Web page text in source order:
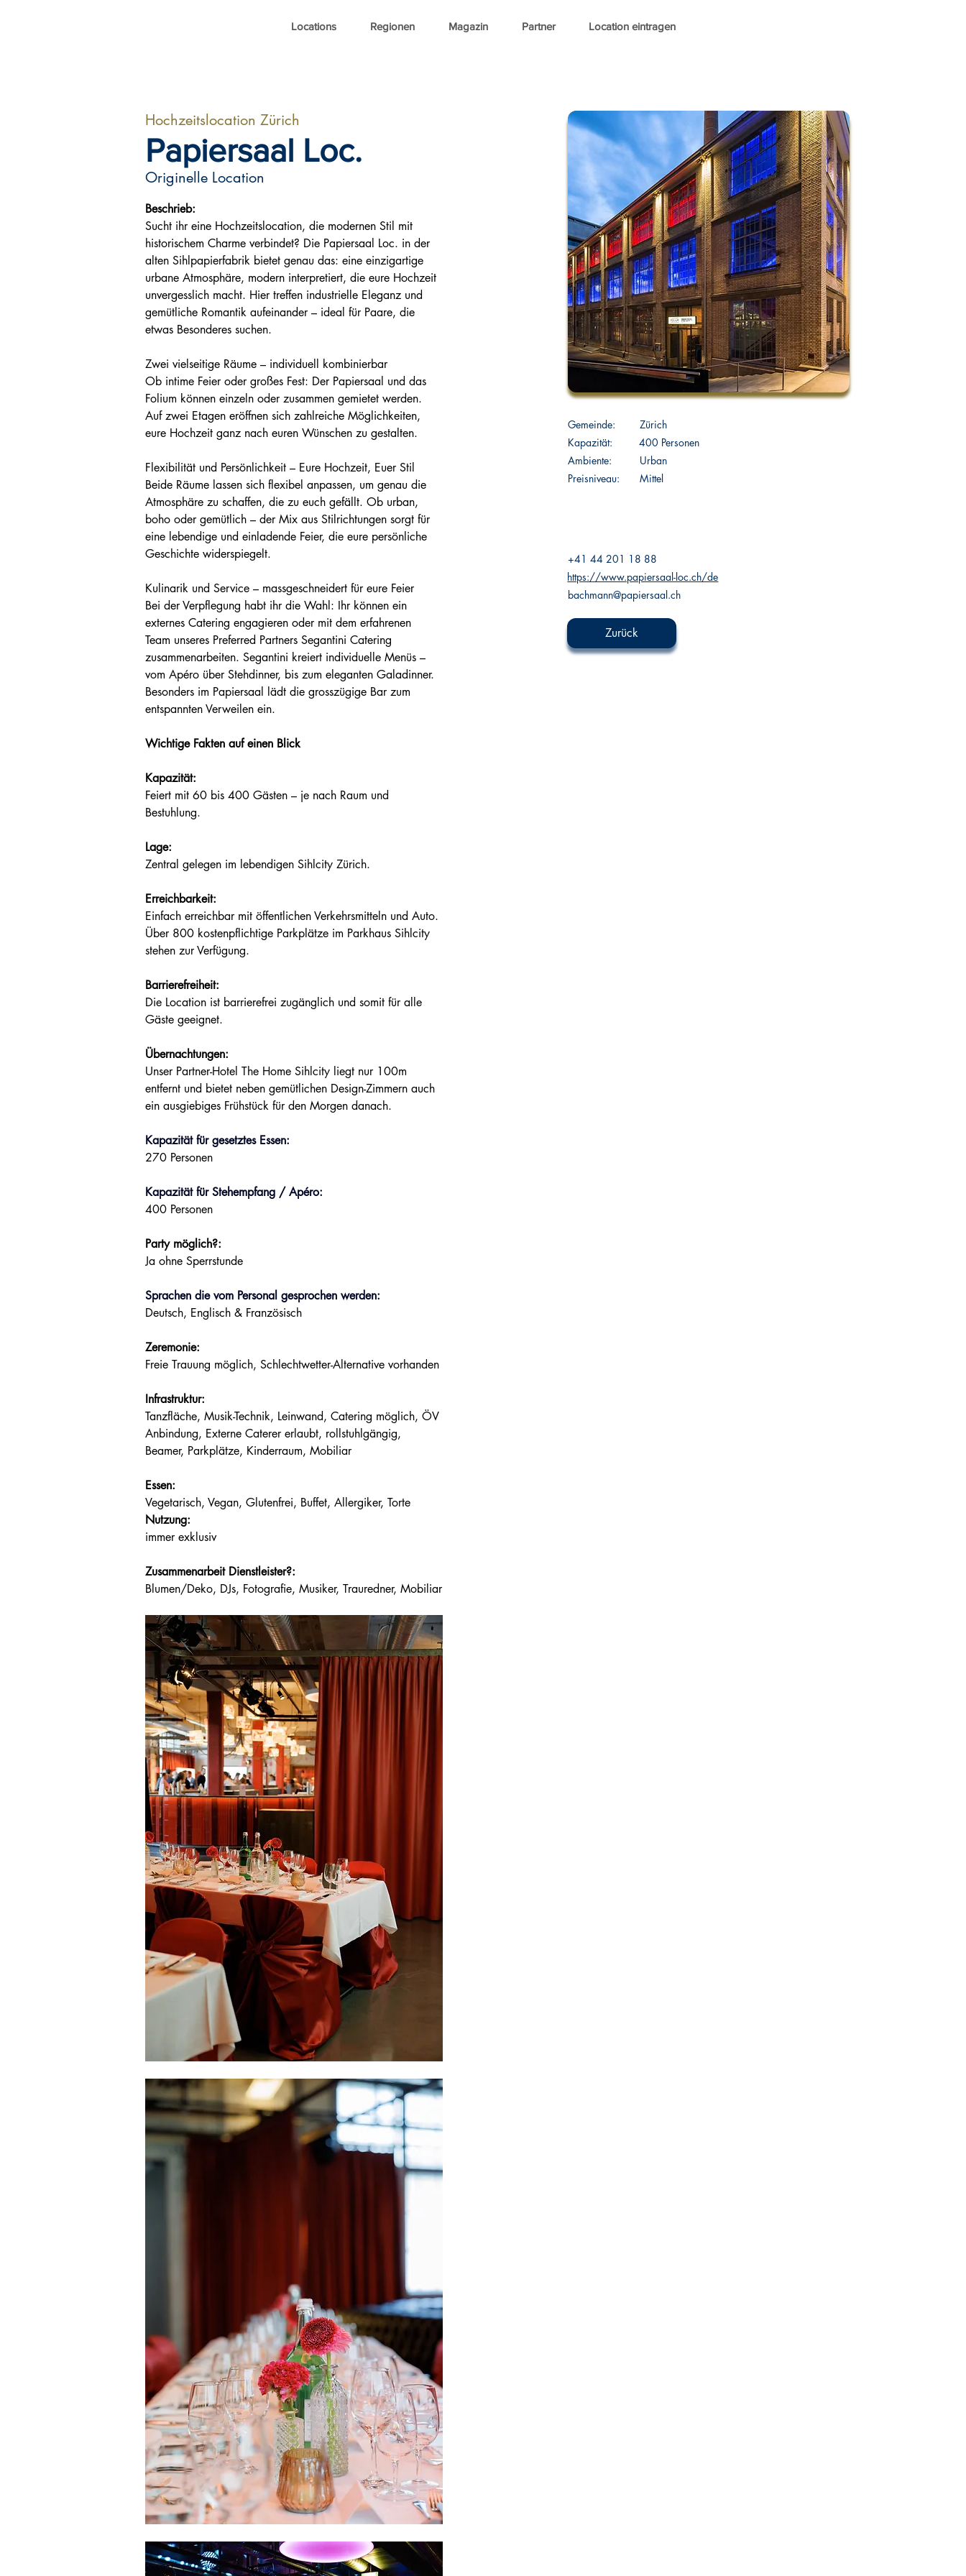
Locations Regionen Magazin Partner Location eintragen
Hochzeitslocation Zürich
Papiersaal Loc.
Originelle Location
Beschrieb:
Sucht ihr eine Hochzeitslocation, die modernen Stil mit
historischem Charme verbindet? Die Papiersaal Loc. in der
alten Sihlpapierfabrik bietet genau das: eine einzigartige
urbane Atmosphäre, modern interpretiert, die eure Hochzeit
unvergesslich macht. Hier treffen industrielle Eleganz und
gemütliche Romantik aufeinander – ideal für Paare, die
etwas Besonderes suchen.
Zwei vielseitige Räume – individuell kombinierbar
Ob intime Feier oder großes Fest: Der Papiersaal und das
Folium können einzeln oder zusammen gemietet werden.
Auf zwei Etagen eröffnen sich zahlreiche Möglichkeiten,
eure Hochzeit ganz nach euren Wünschen zu gestalten.
Flexibilität und Persönlichkeit – Eure Hochzeit, Euer Stil
Beide Räume lassen sich flexibel anpassen, um genau die
Atmosphäre zu schaffen, die zu euch gefällt. Ob urban,
boho oder gemütlich – der Mix aus Stilrichtungen sorgt für
eine lebendige und einladende Feier, die eure persönliche
Geschichte widerspiegelt.
Kulinarik und Service – massgeschneidert für eure Feier
Bei der Verpflegung habt ihr die Wahl: Ihr können ein
externes Catering engagieren oder mit dem erfahrenen
Team unseres Preferred Partners Segantini Catering
zusammenarbeiten. Segantini kreiert individuelle Menüs –
vom Apéro über Stehdinner, bis zum eleganten Galadinner.
Besonders im Papiersaal lädt die grosszügige Bar zum
entspannten Verweilen ein.
Wichtige Fakten auf einen Blick
Kapazität:
Feiert mit 60 bis 400 Gästen – je nach Raum und
Bestuhlung.
Lage:
Zentral gelegen im lebendigen Sihlcity Zürich.
Erreichbarkeit:
Einfach erreichbar mit öffentlichen Verkehrsmitteln und Auto.
Über 800 kostenpflichtige Parkplätze im Parkhaus Sihlcity
stehen zur Verfügung.
Barrierefreiheit:
Die Location ist barrierefrei zugänglich und somit für alle
Gäste geeignet.
Übernachtungen:
Unser Partner-Hotel The Home Sihlcity liegt nur 100m
entfernt und bietet neben gemütlichen Design-Zimmern auch
ein ausgiebiges Frühstück für den Morgen danach.
Kapazität für gesetztes Essen:
270 Personen
Kapazität für Stehempfang / Apéro:
400 Personen
Party möglich?:
Ja ohne Sperrstunde
Sprachen die vom Personal gesprochen werden:
Deutsch, Englisch & Französisch
Zeremonie:
Freie Trauung möglich, Schlechtwetter-Alternative vorhanden
Infrastruktur:
Tanzfläche, Musik-Technik, Leinwand, Catering möglich, ÖV
Anbindung, Externe Caterer erlaubt, rollstuhlgängig,
Beamer, Parkplätze, Kinderraum, Mobiliar
Essen:
Vegetarisch, Vegan, Glutenfrei, Buffet, Allergiker, Torte
Nutzung:
immer exklusiv
Zusammenarbeit Dienstleister?:
Blumen/Deko, DJs, Fotografie, Musiker, Trauredner, Mobiliar
Gemeinde:
Zürich
400 Personen
Kapazität:
Ambiente:
Urban
Preisniveau:
Mittel
+41 44 201 18 88
https://www.papiersaal-loc.ch/de
bachmann@papiersaal.ch
Zurück